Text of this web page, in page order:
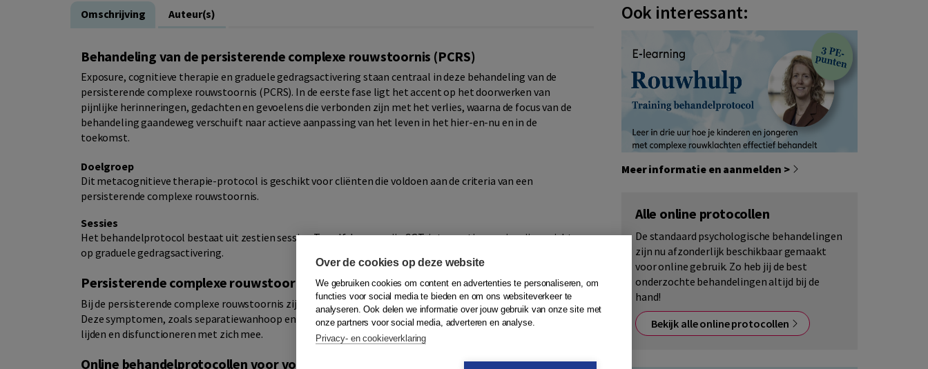
Omschrijving Auteur(s)
Behandeling van de persisterende complexe rouwstoornis (PCRS)
Exposure, cognitieve therapie en graduele gedragsactivering staan centraal in deze behandeling van de
persisterende complexe rouwstoornis (PCRS). In de eerste fase ligt het accent op het doorwerken van
pijnlijke herinneringen, gedachten en gevoelens die verbonden zijn met het verlies, waarna de focus van de
behandeling gaandeweg verschuift naar actieve aanpassing van het leven in het hier-en-nu en in de
toekomst.
Doelgroep
Dit metacognitieve therapie-protocol is geschikt voor cliënten die voldoen aan de criteria van een
persisterende complexe rouwstoornis.
Sessies
Het behandelprotocol bestaat uit zestien sessies. Twaalf daarvan zijn CGT-interventies en vier zijn gericht
op graduele gedragsactivering.
Persisterende complexe rouwstoornis
Bij de persisterende complexe rouwstoornis zijn typische, ‘normale’ rouwsymptomen chronisch geworden.
Deze symptomen, zoals separatiewanhoop en een gevoel van betekenisloosheid, brengen aanhoudend
lijden en disfunctioneren met zich mee.
Online behandelprotocollen voor volwassenen
Ook interessant:
Meer informatie en aanmelden >
Alle online protocollen
De standaard psychologische behandelingen
zijn nu afzonderlijk beschikbaar gemaakt
voor online gebruik. Zo heb jij de best
onderzochte behandelingen altijd bij de
hand!
Bekijk alle online protocollen
Over de cookies op deze website
We gebruiken cookies om content en advertenties te personaliseren, om
functies voor social media te bieden en om ons websiteverkeer te
analyseren. Ook delen we informatie over jouw gebruik van onze site met
onze partners voor social media, adverteren en analyse.
Privacy- en cookieverklaring